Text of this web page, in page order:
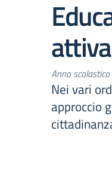
attiva
Anno
Nei vari
approccio